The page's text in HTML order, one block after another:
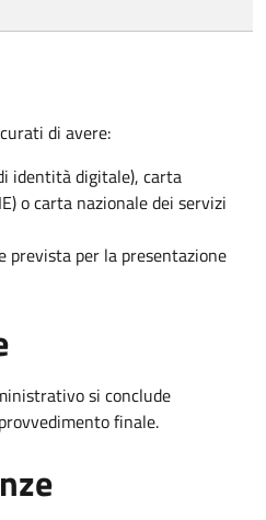
di avere:
identità digitale), carta
o carta nazionale dei servizi
per la presentazione
si conclude
finale.